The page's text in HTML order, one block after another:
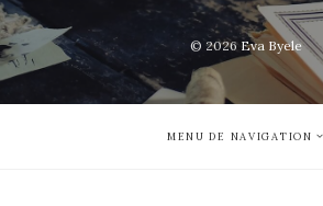
© 2026 Eva Byele
MENU DE NAVIGATION